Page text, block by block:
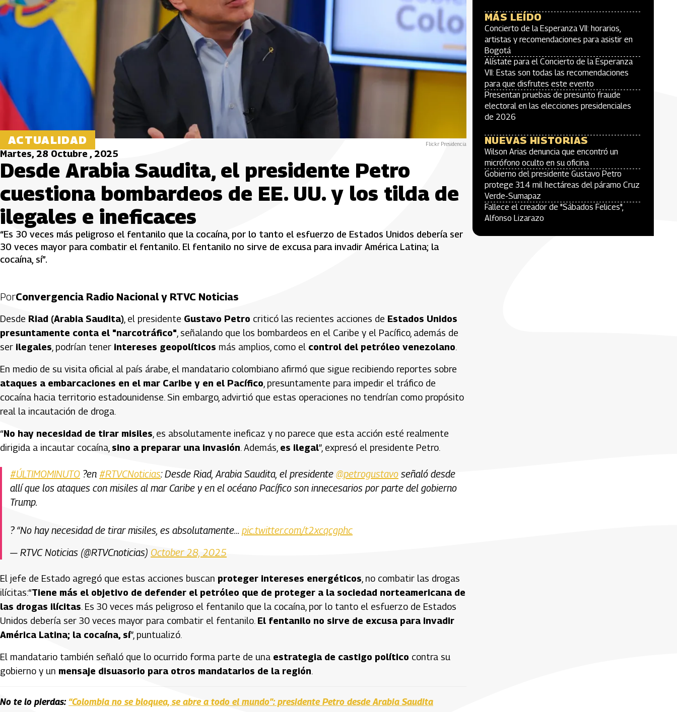
ACTUALIDAD Flickr Presidencia
Martes, 28 Octubre , 2025
Desde Arabia Saudita, el presidente Petro
cuestiona bombardeos de EE. UU. y los tilda de
ilegales e ineficaces
“Es 30 veces más peligroso el fentanilo que la cocaína, por lo tanto el esfuerzo de Estados Unidos debería ser
30 veces mayor para combatir el fentanilo. El fentanilo no sirve de excusa para invadir América Latina; la
cocaína, sí”.
PorConvergencia Radio Nacional y RTVC Noticias
Desde Riad (Arabia Saudita) , el presidente Gustavo Petro criticó las recientes acciones de Estados Unidos
presuntamente conta el "narcotráfico" , señalando que los bombardeos en el Caribe y el Pacífico, además de
ser ilegales , podrían tener intereses geopolíticos más amplios, como el control del petróleo venezolano.
En medio de su visita oficial al país árabe, el mandatario colombiano afirmó que sigue recibiendo reportes sobre
ataques a embarcaciones en el mar Caribe y en el Pacífico , presuntamente para impedir el tráfico de
cocaína hacia territorio estadounidense. Sin embargo, advirtió que estas operaciones no tendrían como propósito
real la incautación de droga.
“No hay necesidad de tirar misiles , es absolutamente ineficaz y no parece que esta acción esté realmente
dirigida a incautar cocaína, sino a preparar una invasión. Además, es ilegal”, expresó el presidente Petro.
#ÚLTIMOMINUTO ?en #RTVCNoticias: Desde Riad, Arabia Saudita, el presidente @petrogustavo señaló desde
allí que los ataques con misiles al mar Caribe y en el océano Pacífico son innecesarios por parte del gobierno
Trump.
?️ “No hay necesidad de tirar misiles, es absolutamente… pic.twitter.com/t2xcqcgphc
— RTVC Noticias (@RTVCnoticias) October 28, 2025
El jefe de Estado agregó que estas acciones buscan proteger intereses energéticos , no combatir las drogas
ilícitas:“Tiene más el objetivo de defender el petróleo que de proteger a la sociedad norteamericana de
las drogas ilícitas. Es 30 veces más peligroso el fentanilo que la cocaína, por lo tanto el esfuerzo de Estados
Unidos debería ser 30 veces mayor para combatir el fentanilo. El fentanilo no sirve de excusa para invadir
América Latina; la cocaína, sí”, puntualizó.
El mandatario también señaló que lo ocurrido forma parte de una estrategia de castigo político contra su
gobierno y un mensaje disuasorio para otros mandatarios de la región.
No te lo pierdas: “Colombia no se bloquea, se abre a todo el mundo”: presidente Petro desde Arabia Saudita
MÁS LEÍDO
Concierto de la Esperanza VII: horarios,
artistas y recomendaciones para asistir en
Bogotá
Alístate para el Concierto de la Esperanza
VII: Estas son todas las recomendaciones
para que disfrutes este evento
Presentan pruebas de presunto fraude
electoral en las elecciones presidenciales
de 2026
NUEVAS HISTORIAS
Wilson Arias denuncia que encontró un
micrófono oculto en su oficina
Gobierno del presidente Gustavo Petro
protege 314 mil hectáreas del páramo Cruz
Verde-Sumapaz
Fallece el creador de "Sábados Felices",
Alfonso Lizarazo